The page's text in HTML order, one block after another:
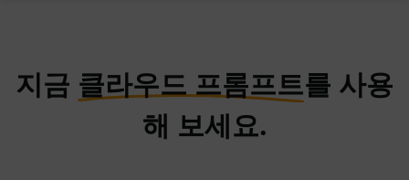
지금 클라우드 프롬프트를 사용
해 보세요.